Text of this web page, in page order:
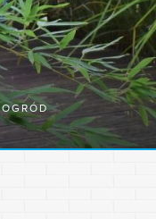
OGRÓD